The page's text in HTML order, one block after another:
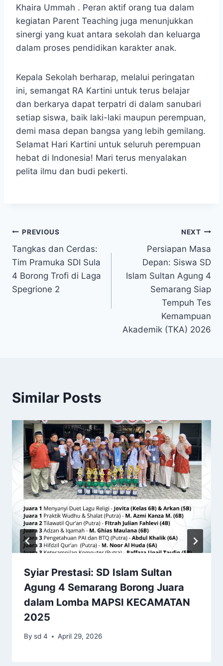
Khaira Ummah . Peran aktif orang tua dalam
kegiatan Parent Teaching juga menunjukkan
sinergi yang kuat antara sekolah dan keluarga
dalam proses pendidikan karakter anak.
Kepala Sekolah berharap, melalui peringatan
ini, semangat RA Kartini untuk terus belajar
dan berkarya dapat terpatri di dalam sanubari
setiap siswa, baik laki-laki maupun perempuan,
demi masa depan bangsa yang lebih gemilang.
Selamat Hari Kartini untuk seluruh perempuan
hebat di Indonesia! Mari terus menyalakan
pelita ilmu dan budi pekerti.
Navigasi
pos
PREVIOUS
Tangkas dan Cerdas:
Tim Pramuka SDI Sula
4 Borong Trofi di Laga
Spegrione 2
NEXT
Persiapan Masa
Depan: Siswa SD
Islam Sultan Agung 4
Semarang Siap
Tempuh Tes
Kemampuan
Akademik (TKA) 2026
Similar Posts
Syiar Prestasi: SD Islam Sultan
Agung 4 Semarang Borong Juara
dalam Lomba MAPSI KECAMATAN
2025
By sd 4 April 29, 2026